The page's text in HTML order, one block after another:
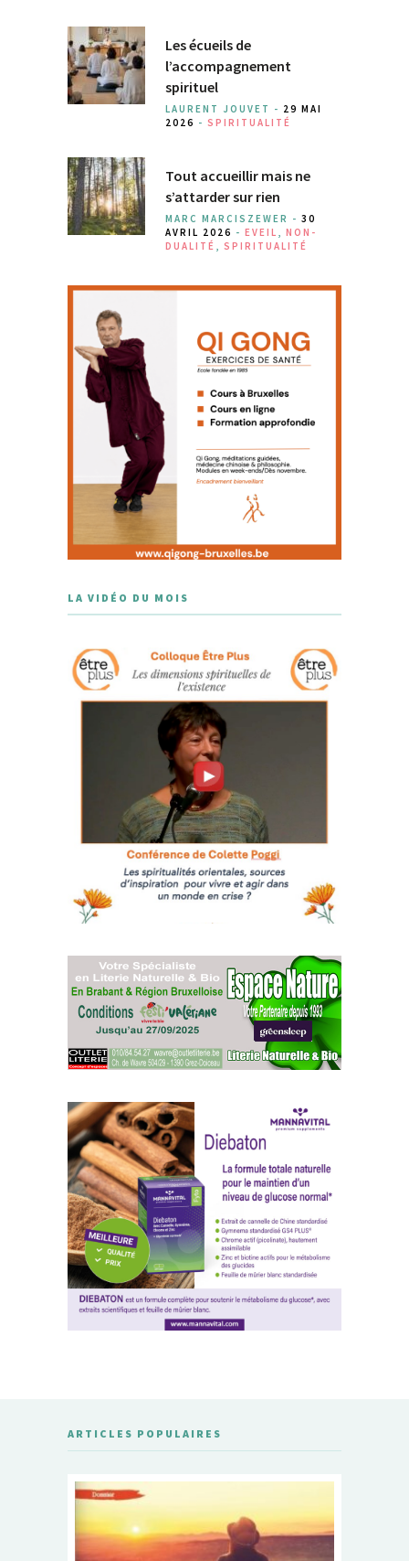
Les écueils de
l’accompagnement
spirituel
LAURENT JOUVET - 29 MAI
2026 - SPIRITUALITÉ
Tout accueillir mais ne
s’attarder sur rien
MARC MARCISZEWER - 30
AVRIL 2026 - EVEIL , NON-
DUALITÉ , SPIRITUALITÉ
LA VIDÉO DU MOIS
ARTICLES POPULAIRES